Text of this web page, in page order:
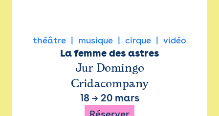
théâtre musique cirque vidéo
La femme des astres
Jur Domingo
Cridacompany
18 → 20 mars